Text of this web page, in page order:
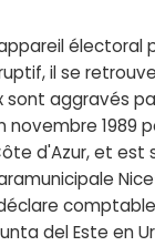
électoral
il se
sont aggravés
novembre 1989
d'Azur, et est
del Este en